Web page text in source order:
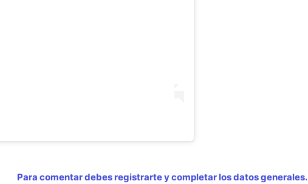
Para comentar debes registrarte y completar los datos generales.